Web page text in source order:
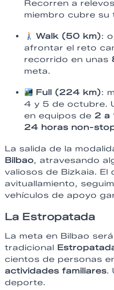
Recorren a relevos
miembro cubre su
Walk (50 km):
afrontar el reto
recorrido en unas
meta.
Full (224 km):
4 y 5 de octubre.
en equipos de 2 a
24 horas non-
La salida de la
Bilbao, atravesando
valiosos de Bizkaia.
avituallamiento,
vehículos de apoyo
La Estropatada
La meta en Bilbao
tradicional
cientos de personas
actividades familiares.
deporte.